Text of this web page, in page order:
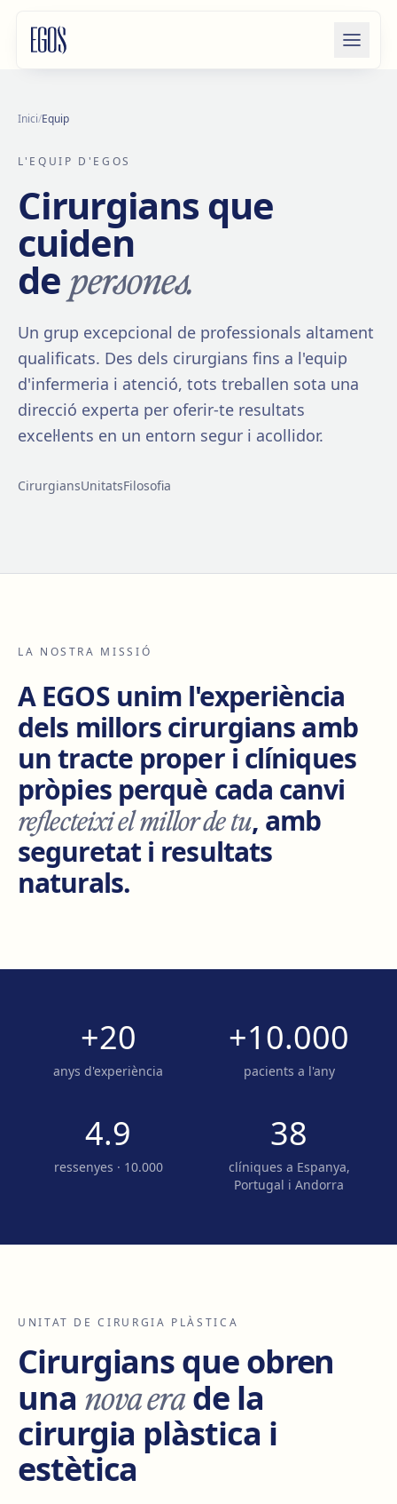
Inici/Equip
L'EQUIP D'EGOS
Cirurgians que
cuiden
depersones.
Un grup excepcional de professionals altament
qualificats. Des dels cirurgians fins a l'equip
d'infermeria i atenció, tots treballen sota una
direcció experta per oferir-te resultats
excel·lents en un entorn segur i acollidor.
CirurgiansUnitatsFilosofia
LA NOSTRA MISSIÓ
A EGOS unim l'experiència
dels millors cirurgians amb
un tracte proper i clíniques
pròpies perquè cada canvi
reflecteixi el millor de tu, amb
seguretat i resultats
naturals.
+20
anys d'experiència
+10.000
pacients a l'any
4.9
ressenyes · 10.000
38
clíniques a Espanya,
Portugal i Andorra
UNITAT DE CIRURGIA PLÀSTICA
Cirurgians que obren
una nova erade la
cirurgia plàstica i
estètica